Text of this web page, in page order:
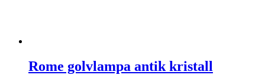
Rome golvlampa antik kristall